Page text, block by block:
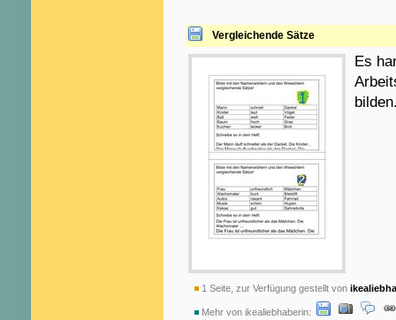
Vergleichende Sätze
Es
1 Seite, zur Verfügung gestellt von
Mehr von ikealiebhaberin: